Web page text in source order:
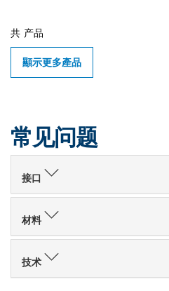
共 产品
顯示更多產品
常见问题
接口
材料
技术